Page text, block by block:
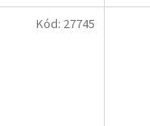
Kód: 27745